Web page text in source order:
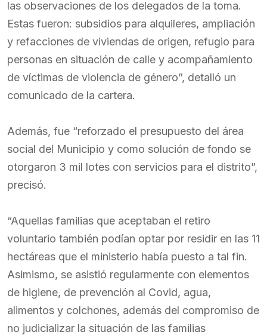
las observaciones de los delegados de la toma.
Estas fueron: subsidios para alquileres, ampliación
y refacciones de viviendas de origen, refugio para
personas en situación de calle y acompañamiento
de víctimas de violencia de género”, detalló un
comunicado de la cartera.
Además, fue “reforzado el presupuesto del área
social del Municipio y como solución de fondo se
otorgaron 3 mil lotes con servicios para el distrito”,
precisó.
“Aquellas familias que aceptaban el retiro
voluntario también podían optar por residir en las 11
hectáreas que el ministerio había puesto a tal fin.
Asimismo, se asistió regularmente con elementos
de higiene, de prevención al Covid, agua,
alimentos y colchones, además del compromiso de
no judicializar la situación de las familias